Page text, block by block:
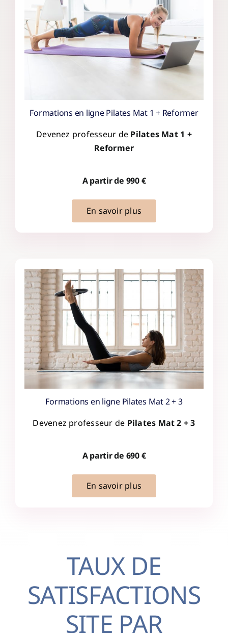
Formations en ligne Pilates Mat 1 + Reformer
Devenez professeur de Pilates Mat 1 +
Reformer
A partir de 990 €
En savoir plus
Formations en ligne Pilates Mat 2 + 3
Devenez professeur de Pilates Mat 2 + 3
A partir de 690 €
En savoir plus
TAUX DE
SATISFACTIONS
SITE PAR